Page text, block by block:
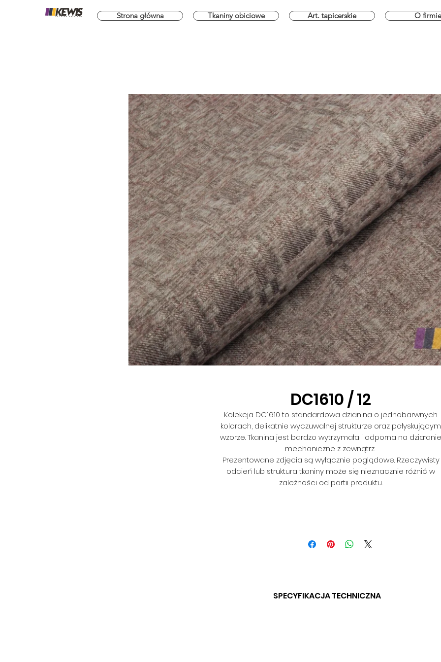
Strona główna Tkaniny obiciowe Art. tapicerskie O firmie
DC1610 / 12
Kolekcja DC1610 to standardowa dzianina o jednobarwnych
kolorach, delikatnie wyczuwalnej strukturze oraz połyskującym
wzorze. Tkanina jest bardzo wytrzymała i odporna na działanie
mechaniczne z zewnątrz.
Prezentowane zdjęcia są wyłącznie poglądowe. Rzeczywisty
odcień lub struktura tkaniny może się nieznacznie różnić w
zależności od partii produktu.
SPECYFIKACJA TECHNICZNA